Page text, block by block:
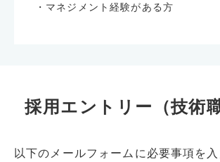
・マネジメント経験がある方
採用エントリー（技術
以下のメールフォームに必要事項を